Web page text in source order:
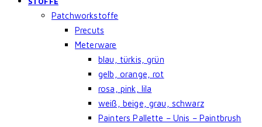
Patchworkstoffe
Precuts
Meterware
blau, türkis, grün
gelb, orange, rot
rosa, pink, lila
weiß, beige, grau, schwarz
Painters Pallette – Unis – Paintbrush